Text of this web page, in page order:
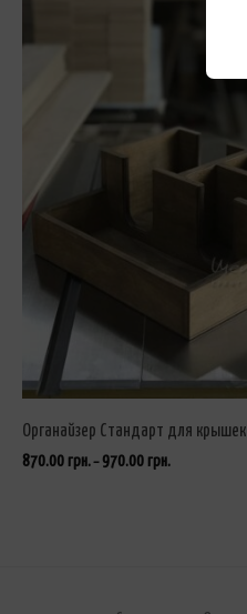
Органайзер Стандарт для крышек
870.00 грн.– 970.00 грн.